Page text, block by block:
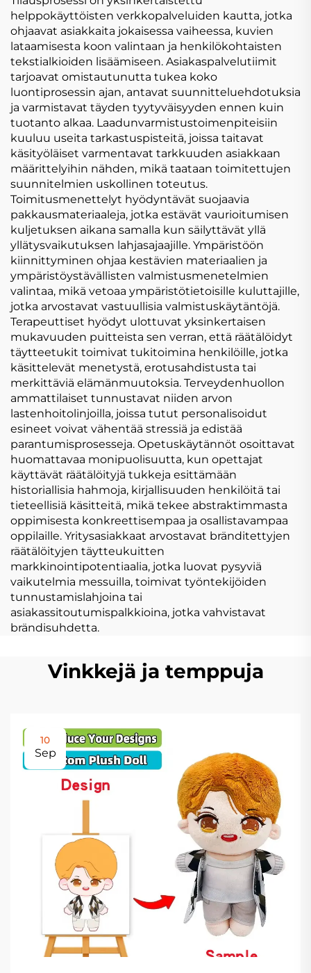
helppokäyttöisten verkkopalveluiden kautta, jotka
ohjaavat asiakkaita jokaisessa vaiheessa, kuvien
lataamisesta koon valintaan ja henkilökohtaisten
tekstialkioiden lisäämiseen. Asiakaspalvelutiimit
tarjoavat omistautunutta tukea koko
luontiprosessin ajan, antavat suunnitteluehdotuksia
ja varmistavat täyden tyytyväisyyden ennen kuin
tuotanto alkaa. Laadunvarmistustoimenpiteisiin
kuuluu useita tarkastuspisteitä, joissa taitavat
käsityöläiset varmentavat tarkkuuden asiakkaan
määrittelyihin nähden, mikä taataan toimitettujen
suunnitelmien uskollinen toteutus.
Toimitusmenettelyt hyödyntävät suojaavia
pakkausmateriaaleja, jotka estävät vaurioitumisen
kuljetuksen aikana samalla kun säilyttävät yllä
yllätysvaikutuksen lahjasajaajille. Ympäristöön
kiinnittyminen ohjaa kestävien materiaalien ja
ympäristöystävällisten valmistusmenetelmien
valintaa, mikä vetoaa ympäristötietoisille kuluttajille,
jotka arvostavat vastuullisia valmistuskäytäntöjä.
Terapeuttiset hyödyt ulottuvat yksinkertaisen
mukavuuden puitteista sen verran, että räätälöidyt
täytteetukit toimivat tukitoimina henkilöille, jotka
käsittelevät menetystä, erotusahdistusta tai
merkittäviä elämänmuutoksia. Terveydenhuollon
ammattilaiset tunnustavat niiden arvon
lastenhoitolinjoilla, joissa tutut personalisoidut
esineet voivat vähentää stressiä ja edistää
parantumisprosesseja. Opetuskäytännöt osoittavat
huomattavaa monipuolisuutta, kun opettajat
käyttävät räätälöityjä tukkeja esittämään
historiallisia hahmoja, kirjallisuuden henkilöitä tai
tieteellisiä käsitteitä, mikä tekee abstraktimmasta
oppimisesta konkreettisempaa ja osallistavampaa
oppilaille. Yritysasiakkaat arvostavat bränditettyjen
räätälöityjen täytteukuitten
markkinointipotentiaalia, jotka luovat pysyviä
vaikutelmia messuilla, toimivat työntekijöiden
tunnustamislahjoina tai
asiakassitoutumispalkkioina, jotka vahvistavat
brändisuhdetta.
Vinkkejä ja temppuja
10
Sep